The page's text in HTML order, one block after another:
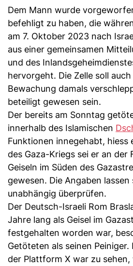
Dem Mann wurde
befehligt zu haben, die
am 7. Oktober 2023 nach
aus einer gemeinsamen
und des
hervorgeht. Die Zelle soll
Bewachung damals
beteiligt gewesen sein.
Der bereits am Sonntag
innerhalb des Islamischen
Funktionen innegehabt, hiess
des Gaza-Kriegs sei er an der
Geiseln im Süden des
gewesen. Die Angaben
unabhängig überprüfen.
Der Deutsch-Israeli Rom
Jahre lang als Geisel im
festgehalten worden war,
Getöteten als seinen Peiniger.
der Plattform X war zu sehen,